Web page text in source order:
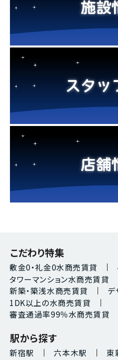
こだわり特集
敷金0・礼金0水商売賃貸
タワーマンション水商売賃貸
新築・築浅水商売賃貸
デ
1DK以上の水商売賃貸
審査通過率99％水商売賃貸
駅から探す
新宿駅 六本木駅 東